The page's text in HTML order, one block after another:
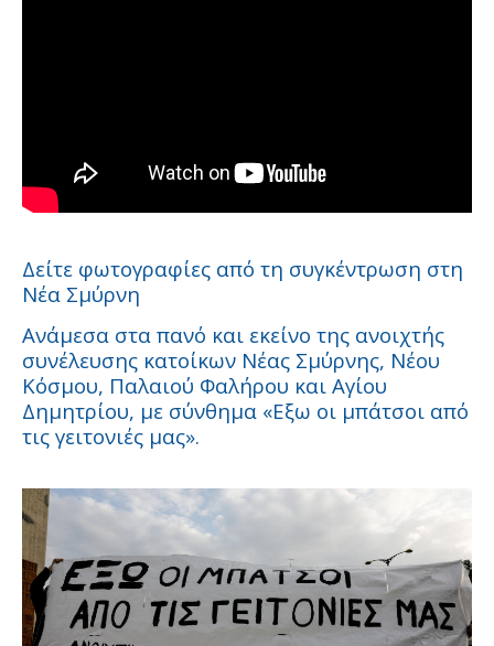
Δείτε φωτογραφίες από τη συγκέντρωση στη
Νέα Σμύρνη
Ανάμεσα στα πανό και εκείνο της ανοιχτής
συνέλευσης κατοίκων Νέας Σμύρνης, Νέου
Κόσμου, Παλαιού Φαλήρου και Αγίου
Δημητρίου, με σύνθημα «Εξω οι μπάτσοι από
τις γειτονιές μας».